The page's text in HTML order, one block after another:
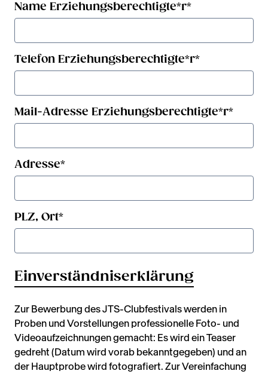
Name Erziehungsberechtigte*r*
Telefon Erziehungsberechtigte*r*
Mail-Adresse Erziehungsberechtigte*r*
Adresse*
PLZ, Ort*
Einverständniserklärung
Zur Bewerbung des JTS-Clubfestivals werden in
Proben und Vorstellungen professionelle Foto- und
Videoaufzeichnungen gemacht: Es wird ein Teaser
gedreht (Datum wird vorab bekanntgegeben) und an
der Hauptprobe wird fotografiert. Zur Vereinfachung